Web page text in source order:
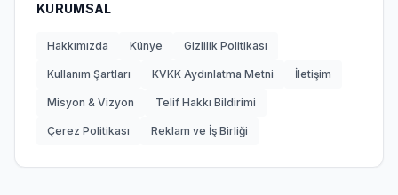
KURUMSAL
Hakkımızda Künye Gizlilik Politikası
Kullanım Şartları KVKK Aydınlatma Metni İletişim
Misyon & Vizyon Telif Hakkı Bildirimi
Çerez Politikası Reklam ve İş Birliği